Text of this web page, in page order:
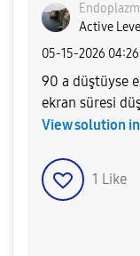
Active
‎05-15-2026
90 a düştüyse
ekran süresi
View solution
1 Like